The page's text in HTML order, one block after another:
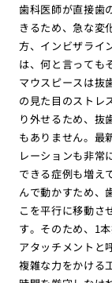
歯科医師が直接歯
きるため、急な変
方、インビザライ
は、何と言っても
マウスピースは抜
の見た目のストレ
り外せるため、抜
もありません。最
レーションも非常
できる症例も増え
んで動かすため、
こを平行に移動さ
す。そのため、1
アタッチメントと
複雑な力をかける